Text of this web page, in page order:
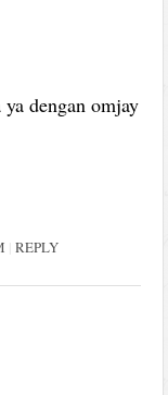
ya dengan omjay
REPLY